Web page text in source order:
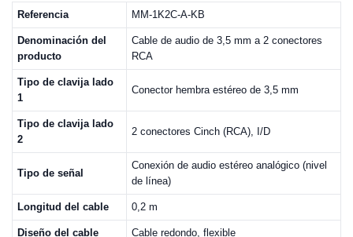
Referencia MM-1K2C-A-KB
Denominación del
producto
Cable de audio de 3,5 mm a 2 conectores
RCA
Tipo de clavija lado
1
Conector hembra estéreo de 3,5 mm
Tipo de clavija lado
2
2 conectores Cinch (RCA), I/D
Tipo de señal
Conexión de audio estéreo analógico (nivel
de línea)
Longitud del cable 0,2 m
Diseño del cable Cable redondo, flexible